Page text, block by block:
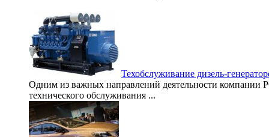
Техобслуживание дизель-
Одним из важных направлений деятельности компании
технического обслуживания ...